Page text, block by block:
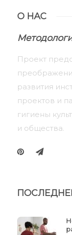
О НАС
Проект
развития
проектов и
гигиены
и общества.